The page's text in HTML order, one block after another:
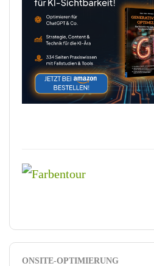
ONSITE-OPTIMIERUNG